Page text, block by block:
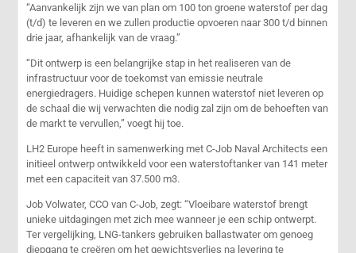
“Aanvankelijk zijn we van plan om 100 ton groene waterstof per dag
(t/d) te leveren en we zullen productie opvoeren naar 300 t/d binnen
drie jaar, afhankelijk van de vraag.”
“Dit ontwerp is een belangrijke stap in het realiseren van de
infrastructuur voor de toekomst van emissie neutrale
energiedragers. Huidige schepen kunnen waterstof niet leveren op
de schaal die wij verwachten die nodig zal zijn om de behoeften van
de markt te vervullen,” voegt hij toe.
LH2 Europe heeft in samenwerking met C-Job Naval Architects een
initieel ontwerp ontwikkeld voor een waterstoftanker van 141 meter
met een capaciteit van 37.500 m3.
Job Volwater, CCO van C-Job, zegt: “Vloeibare waterstof brengt
unieke uitdagingen met zich mee wanneer je een schip ontwerpt.
Ter vergelijking, LNG-tankers gebruiken ballastwater om genoeg
diepgang te creëren om het gewichtsverlies na levering te